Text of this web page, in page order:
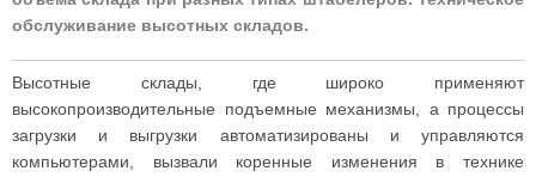
обслуживание высотных складов.
Высотные склады, где широко применяют
высокопроизводительные подъемные механизмы, а процессы
загрузки и выгрузки автоматизированы и управляются
компьютерами, вызвали коренные изменения в технике